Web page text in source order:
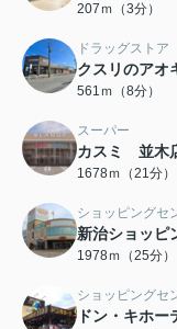
207ｍ（3分）
ドラッグストア
クスリのア
561ｍ（8分）
スーパー
カスミ 並木
1678ｍ（21分）
ショッピングセ
新治ショッピ
1978ｍ（25分）
ショッピングセ
ドン・キホ